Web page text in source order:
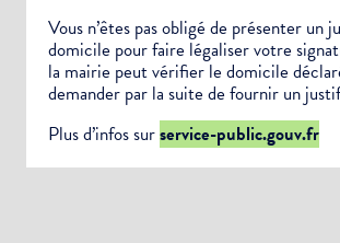
Vous n’êtes pas obligé de présenter un
domicile pour faire légaliser votre
la mairie peut vérifier le domicile
demander par la suite de fournir un
Plus d’infos surservice-public.gouv.fr